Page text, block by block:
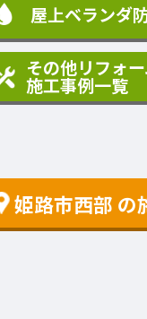
屋上ベランダ
その他リフォ
施工事例一覧
姫路市西部 の